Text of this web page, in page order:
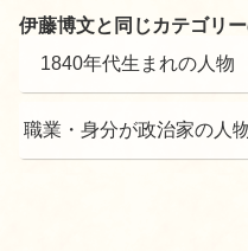
伊藤博文と同じカテゴリ
1840年代生まれの人物
職業・身分が政治家の人